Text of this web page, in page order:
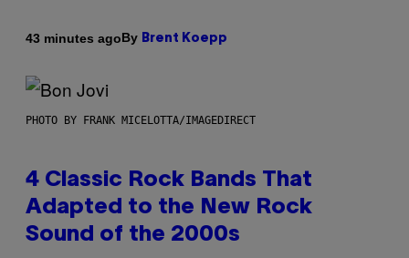
43 minutes agoBy Brent Koepp
PHOTO BY FRANK MICELOTTA/IMAGEDIRECT
4 Classic Rock Bands That
Adapted to the New Rock
Sound of the 2000s